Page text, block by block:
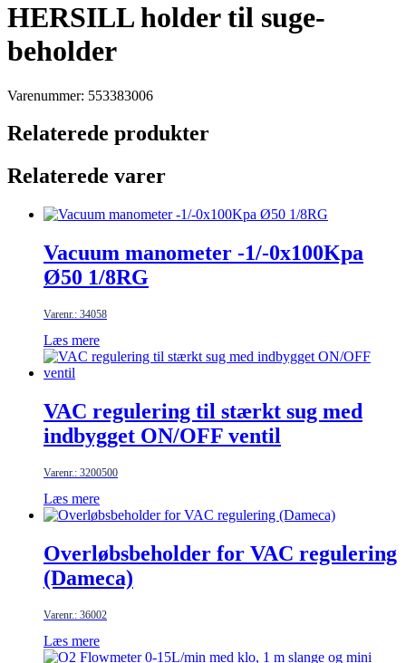
HERSILL holder til suge-
beholder
Varenummer: 553383006
Relaterede produkter
Relaterede varer
Vacuum manometer -1/-0x100Kpa
Ø50 1/8RG
Varenr.: 34058
Læs mere
VAC regulering til stærkt sug med
indbygget ON/OFF ventil
Varenr.: 3200500
Læs mere
Overløbsbeholder for VAC regulering
(Dameca)
Varenr.: 36002
Læs mere